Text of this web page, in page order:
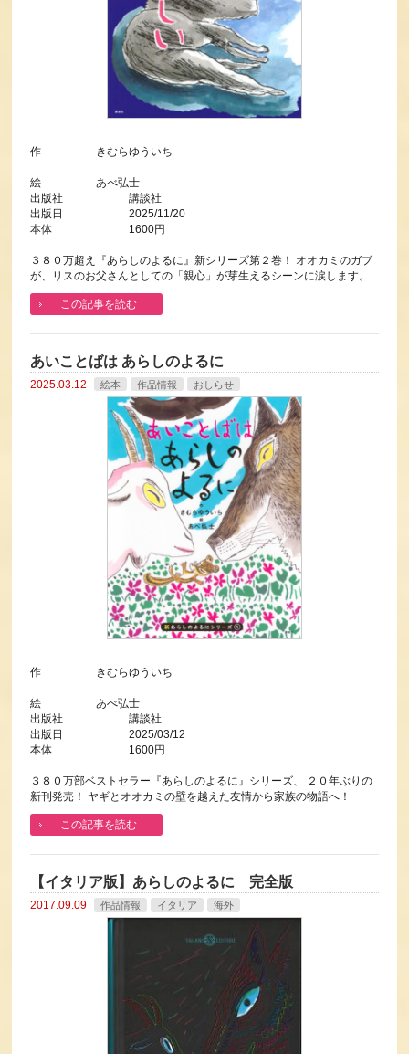
作 きむらゆういち
絵 あべ弘士
出版社 講談社
出版日 2025/11/20
本体 1600円
３８０万超え『あらしのよるに』新シリーズ第２巻！ オオカミのガブ
が、リスのお父さんとしての「親心」が芽生えるシーンに涙します。
この記事を読む
あいことばは あらしのよるに
2025.03.12 絵本 作品情報 おしらせ
作 きむらゆういち
絵 あべ弘士
出版社 講談社
出版日 2025/03/12
本体 1600円
３８０万部ベストセラー『あらしのよるに』シリーズ、 ２０年ぶりの
新刊発売！ ヤギとオオカミの壁を越えた友情から家族の物語へ！
この記事を読む
【イタリア版】あらしのよるに 完全版
2017.09.09 作品情報 イタリア 海外